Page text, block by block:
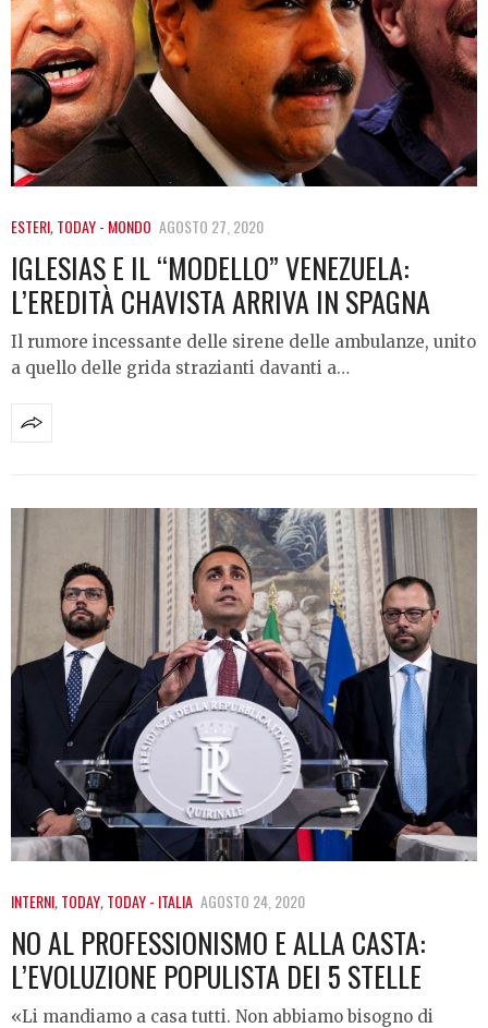
ESTERI,TODAY - MONDO AGOSTO 27, 2020
IGLESIAS E IL “MODELLO” VENEZUELA:
L’EREDITÀ CHAVISTA ARRIVA IN SPAGNA
Il rumore incessante delle sirene delle ambulanze, unito
a quello delle grida strazianti davanti a…
INTERNI,TODAY,TODAY - ITALIA AGOSTO 24, 2020
NO AL PROFESSIONISMO E ALLA CASTA:
L’EVOLUZIONE POPULISTA DEI 5 STELLE
«Li mandiamo a casa tutti. Non abbiamo bisogno di